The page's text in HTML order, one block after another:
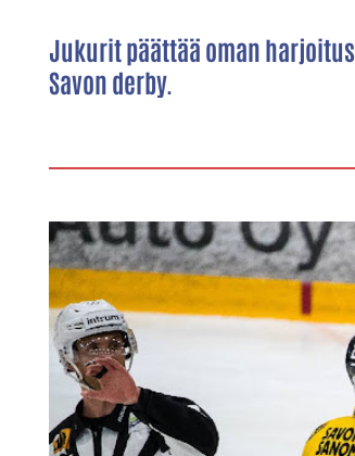
Jukurit päättää oman
Savon derby.